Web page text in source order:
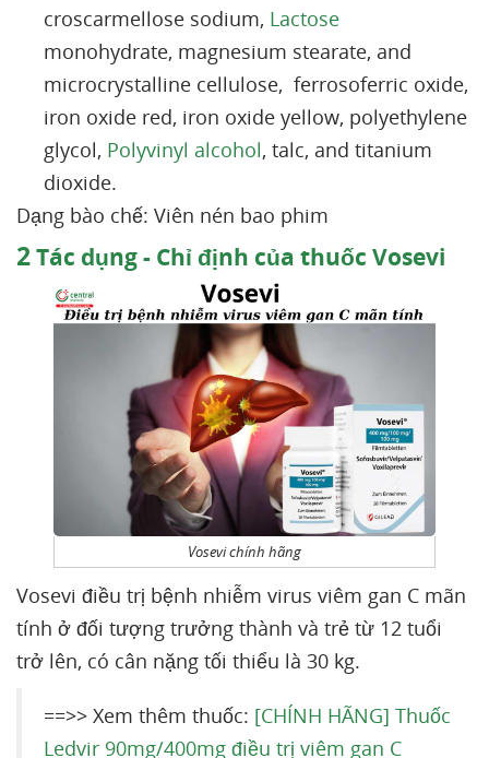
croscarmellose sodium, Lactose
monohydrate, magnesium stearate, and
microcrystalline cellulose, ferrosoferric oxide,
iron oxide red, iron oxide yellow, polyethylene
glycol, Polyvinyl alcohol, talc, and titanium
dioxide.
Dạng bào chế: Viên nén bao phim
2Tác dụng - Chỉ định của thuốc Vosevi
Vosevi chính hãng
Vosevi điều trị bệnh nhiễm virus viêm gan C mãn
tính ở đối tượng trưởng thành và trẻ từ 12 tuổi
trở lên, có cân nặng tối thiểu là 30 kg.
==>> Xem thêm thuốc: [CHÍNH HÃNG] Thuốc
Ledvir 90mg/400mg điều trị viêm gan C